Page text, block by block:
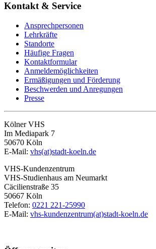
Kontakt & Service
Ansprechpersonen
Lehrkräfte
Standorte
Häufige Fragen
Kontaktformular
Anmeldemöglichkeiten
Ermäßigungen und Förderung
Beschwerden und Anregungen
Presse
Kölner VHS
Im Mediapark 7
50670 Köln
E-Mail: vhs(at)stadt-koeln.de
VHS-Kundenzentrum
VHS-Studienhaus am Neumarkt
Cäcilienstraße 35
50667 Köln
Telefon: 0221 221-25990
E-Mail: vhs-kundenzentrum(at)stadt-koeln.de